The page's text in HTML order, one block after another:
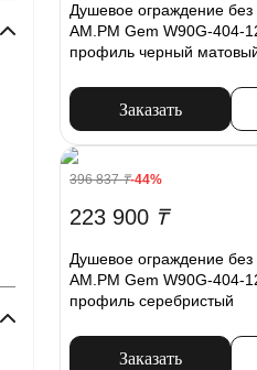
Душевое ограждение
AM.PM Gem W90G-404-
профиль черный
Заказать
396 837₸-44%
223 900 ₸
Душевое ограждение
AM.PM Gem W90G-404-
профиль серебристый
Заказать